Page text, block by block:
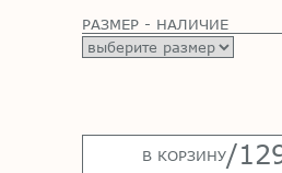
РАЗМЕР - НАЛИЧИЕ
В КОРЗИНУ/